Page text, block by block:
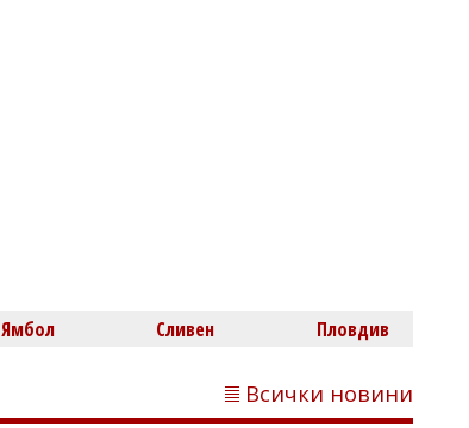
453 за година
Ямбол Сливен Пловдив
Всички новини